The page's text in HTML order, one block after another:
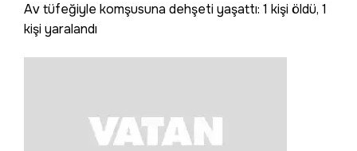
Av tüfeğiyle komşusuna dehşeti yaşattı: 1 kişi öldü, 1
kişi yaralandı